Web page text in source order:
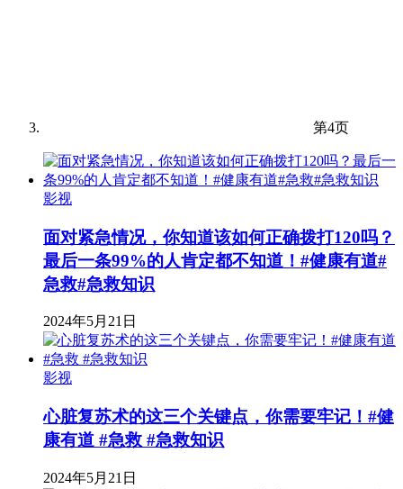
第4页
影视
面对紧急情况，你知道该如何正确拨打120吗？
最后一条99%的人肯定都不知道！#健康有道#
急救#急救知识
2024年5月21日
影视
心脏复苏术的这三个关键点，你需要牢记！#健
康有道 #急救 #急救知识
2024年5月21日